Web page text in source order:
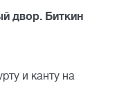
двор. Биткин
и канту на